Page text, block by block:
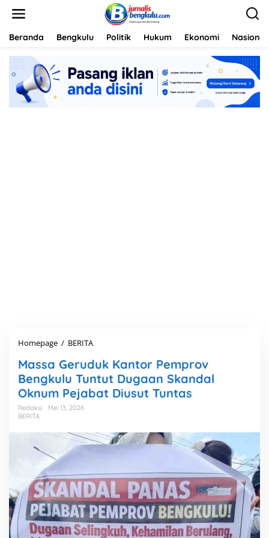
Beranda Bengkulu Politik Hukum Ekonomi Nasional
Homepage / BERITA
s
s
a
G
d
K
a
n
t
o
r
Massa Geruduk Kantor Pemprov
Bengkulu Tuntut Dugaan Skandal
Oknum Pejabat Diusut Tuntas
Redaksi
Mei 13, 2026
BERITA